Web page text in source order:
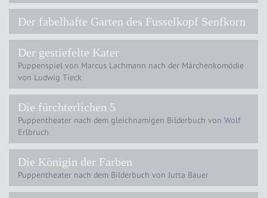
Der fabelhafte Garten des Fusselkopf Senfkorn
Der gestiefelte Kater
Puppenspiel von Marcus Lachmann nach der Märchenkomödie
von Ludwig Tieck
Die fürchterlichen 5
Puppentheater nach dem gleichnamigen Bilderbuch von Wolf
Erlbruch
Die Königin der Farben
Puppentheater nach dem Bilderbuch von Jutta Bauer